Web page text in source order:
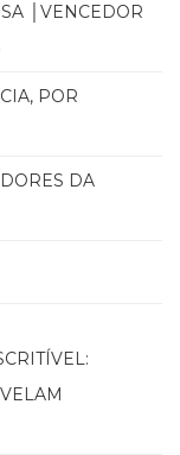
│VENCEDOR
POR
DA